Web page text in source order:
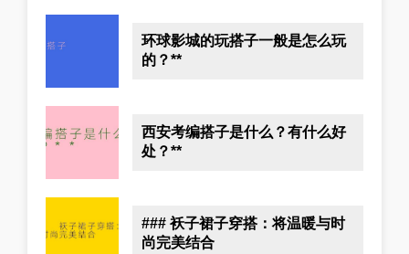
环球影城的玩搭子一般是怎么玩
的？**
西安考编搭子是什么？有什么好
处？**
### 袄子裙子穿搭：将温暖与时
尚完美结合